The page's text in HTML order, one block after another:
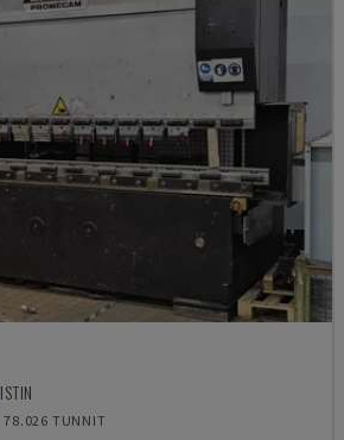
78.026 TUNNIT